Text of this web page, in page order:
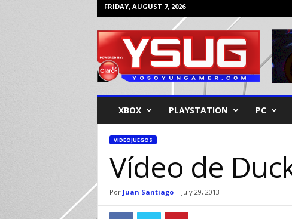
FRIDAY, AUGUST 7, 2026
o
o
y
XBOX PLAYSTATION PC
VIDEOJUEGOS
Vídeo de
Por Juan Santiago- July 29, 2013